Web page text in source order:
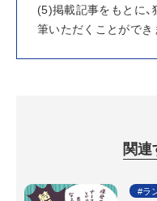
(5)掲載記事をもとに
筆いただくことができ
関連
ラ